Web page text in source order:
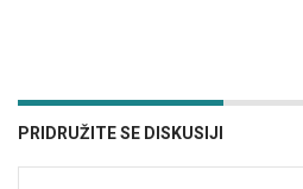
PRIDRUŽITE SE DISKUSIJI